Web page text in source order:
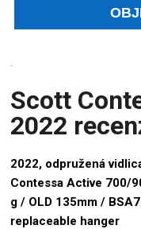
.
Scott
2022
2022, odpružená
Contessa Active 700/
g / OLD 135mm /
replaceable hanger